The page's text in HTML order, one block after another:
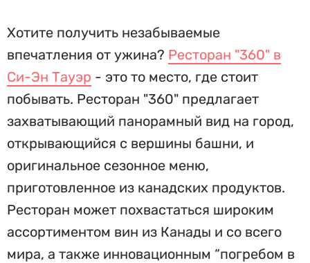
Хотите получить незабываемые
впечатления от ужина? Ресторан "360" в
Си-Эн Тауэр - это то место, где стоит
побывать. Ресторан "360" предлагает
захватывающий панорамный вид на город,
открывающийся с вершины башни, и
оригинальное сезонное меню,
приготовленное из канадских продуктов.
Ресторан может похвастаться широким
ассортиментом вин из Канады и со всего
мира, а также инновационным “погребом в